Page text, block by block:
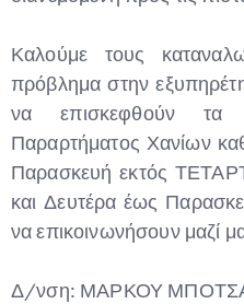
Καλούμε τους
πρόβλημα στην
να επισκεφθούν τα
Παραρτήματος Χανίων
Παρασκευή εκτός
και Δευτέρα έως
να επικοινωνήσουν μαζί
Δ/νση: ΜΑΡΚΟΥ